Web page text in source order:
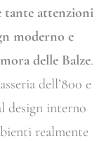
tante attenzioni
moderno e
delle Balze.
dell’800 e
design interno
realmente